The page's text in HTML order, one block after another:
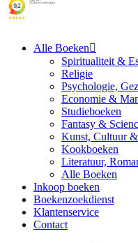
Alle Boeken
Spiritualiteit &
Religie
Psychologie,
Economie &
Studieboeken
Fantasy &
Kunst, Cultuur
Kookboeken
Literatuur,
Alle Boeken
Inkoop boeken
Boekenzoekdienst
Klantenservice
Contact